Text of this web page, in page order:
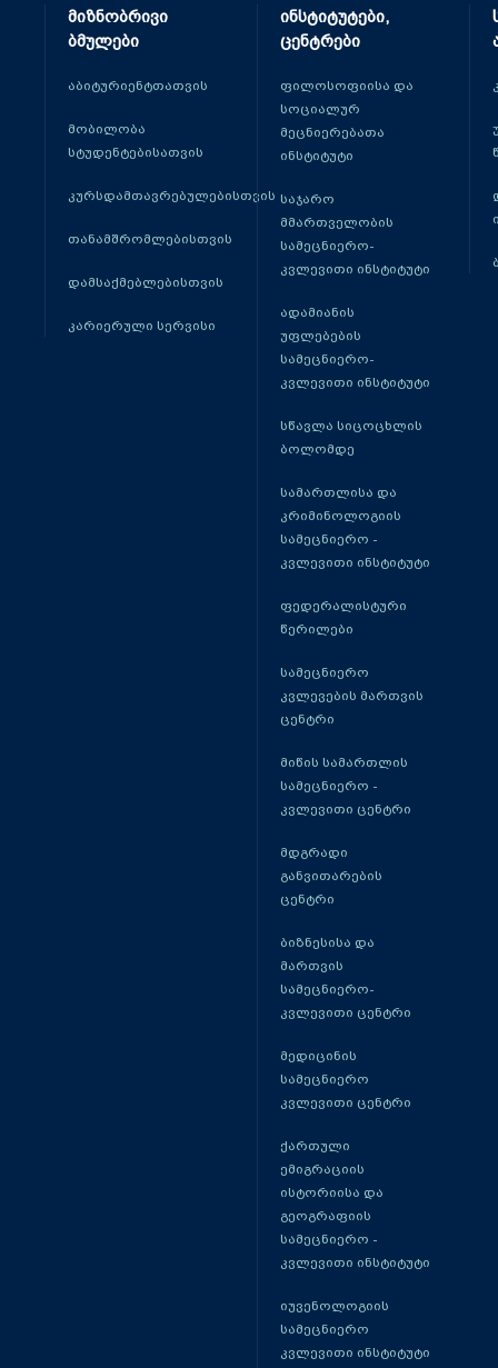
მიზნობრივი
ბმულები
აბიტურიენტთათვის
მობილობა
სტუდენტებისათვის
კურსდამთავრებულებისთვის
თანამშრომლებისთვის
დამსაქმებლებისთვის
კარიერული სერვისი
ინსტიტუტები,
ცენტრები
ფილოსოფიისა და
სოციალურ
მეცნიერებათა
ინსტიტუტი
საჯარო
მმართველობის
სამეცნიერო-
კვლევითი ინსტიტუტი
ადამიანის
უფლებების
სამეცნიერო-
კვლევითი ინსტიტუტი
სწავლა სიცოცხლის
ბოლომდე
სამართლისა და
კრიმინოლოგიის
სამეცნიერო -
კვლევითი ინსტიტუტი
ფედერალისტური
წერილები
სამეცნიერო
კვლევების მართვის
ცენტრი
მიწის სამართლის
სამეცნიერო -
კვლევითი ცენტრი
მდგრადი
განვითარების
ცენტრი
ბიზნესისა და
მართვის
სამეცნიერო-
კვლევითი ცენტრი
მედიცინის
სამეცნიერო
კვლევითი ცენტრი
ქართული
ემიგრაციის
ისტორიისა და
გეოგრაფიის
სამეცნიერო -
კვლევითი ინსტიტუტი
იუვენოლოგიის
სამეცნიერო
კვლევითი ინსტიტუტი